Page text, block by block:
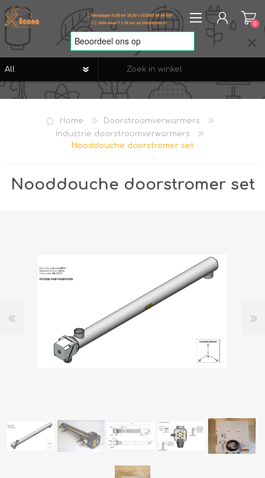
REGISTREREN
VERLANGLIJST
0
Home
Doorstroomverwarmers
Industrie doorstroomverwarmers
Nooddouche doorstromer set
Nooddouche doorstromer set